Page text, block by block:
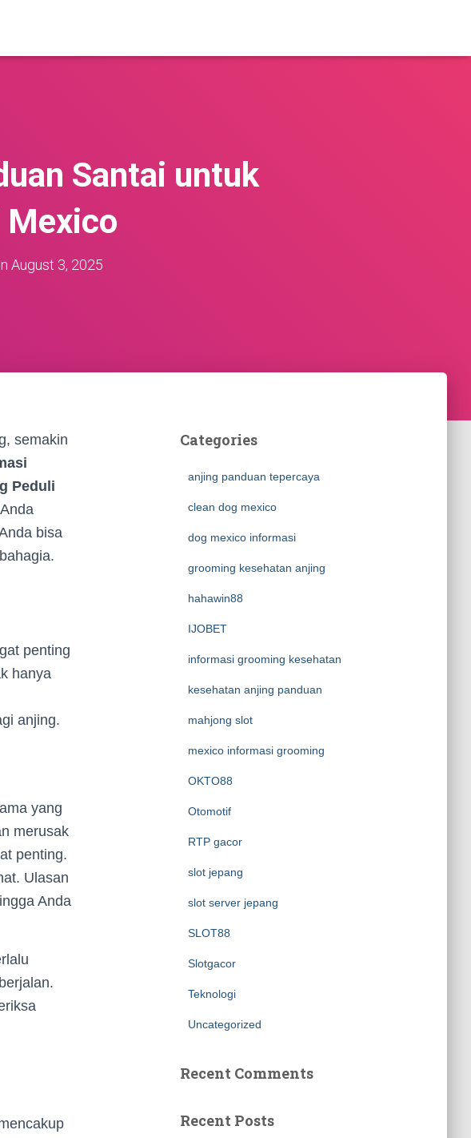
Santai untuk
August 3, 2025
semakin
Peduli
bisa
penting
hanya
anjing.
yang
merusak
penting.
Ulasan
Anda
Categories
anjing panduan tepercaya
clean dog mexico
dog mexico informasi
grooming kesehatan anjing
hahawin88
IJOBET
informasi grooming kesehatan
kesehatan anjing panduan
mahjong slot
mexico informasi grooming
OKTO88
Otomotif
RTP gacor
slot jepang
slot server jepang
SLOT88
Slotgacor
Teknologi
Uncategorized
Recent Comments
Recent Posts